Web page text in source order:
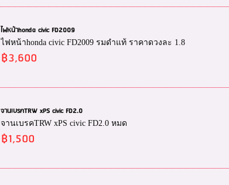
ไฟหน้าhonda civic FD2009
ไฟหน้าhonda civic FD2009 รมดำแท้ ราคาดวงละ 1.8
฿3,600
จานเบรคTRW xPS civic FD2.0
จานเบรคTRW xPS civic FD2.0 หมด
฿1,500